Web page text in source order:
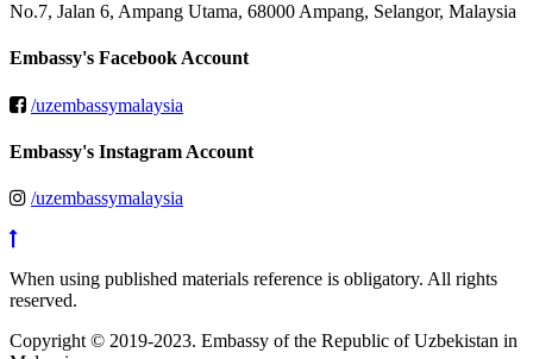
No.7, Jalan 6, Ampang Utama, 68000 Ampang, Selangor, Malaysia
Embassy's Facebook Account
/uzembassymalaysia
Embassy's Instagram Account
/uzembassymalaysia
When using published materials reference is obligatory. All rights
reserved.
Copyright © 2019-2023. Embassy of the Republic of Uzbekistan in